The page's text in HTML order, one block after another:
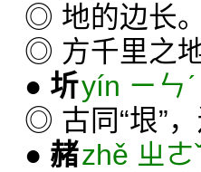
◎ 地的边长。
◎ 方千里之
● 圻yín ㄧㄣˊ
◎ 古同“垠”，
● 赭zhě ㄓㄜ